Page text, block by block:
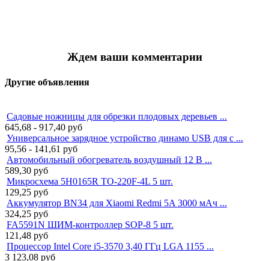
Ждем ваши комментарии
Другие объявления
Садовые ножницы для обрезки плодовых деревьев ...
645,68 - 917,40 руб
Универсальное зарядное устройство динамо USB для с ...
95,56 - 141,61 руб
Автомобильный обогреватель воздушный 12 В ...
589,30 руб
Микросхема 5H0165R TO-220F-4L 5 шт.
129,25 руб
Аккумулятор BN34 для Xiaomi Redmi 5A 3000 мАч ...
324,25 руб
FA5591N ШИМ-контроллер SOP-8 5 шт.
121,48 руб
Процессор Intel Core i5-3570 3,40 ГГц LGA 1155 ...
3 123,08 руб